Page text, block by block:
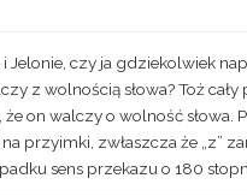
Jelonie, czy ja gdziekolwiek
z wolnością słowa? Toż cały
że on walczy o wolność słowa.
przyimki, zwłaszcza że „z”
sens przekazu o 180